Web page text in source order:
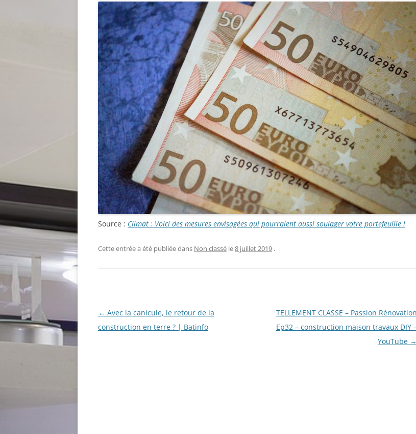
Source : Climat : Voici des mesures envisagées qui pourraient aussi soulager votre portefeuille !
Cette entrée a été publiée dans Non classé le8 juillet 2019 .
Navigation
des
← Avec la canicule, le retour de la
construction en terre ? | Batinfo
TELLEMENT CLASSE – Passion Rénovation
Ep32 – construction maison travaux DIY
YouTube →